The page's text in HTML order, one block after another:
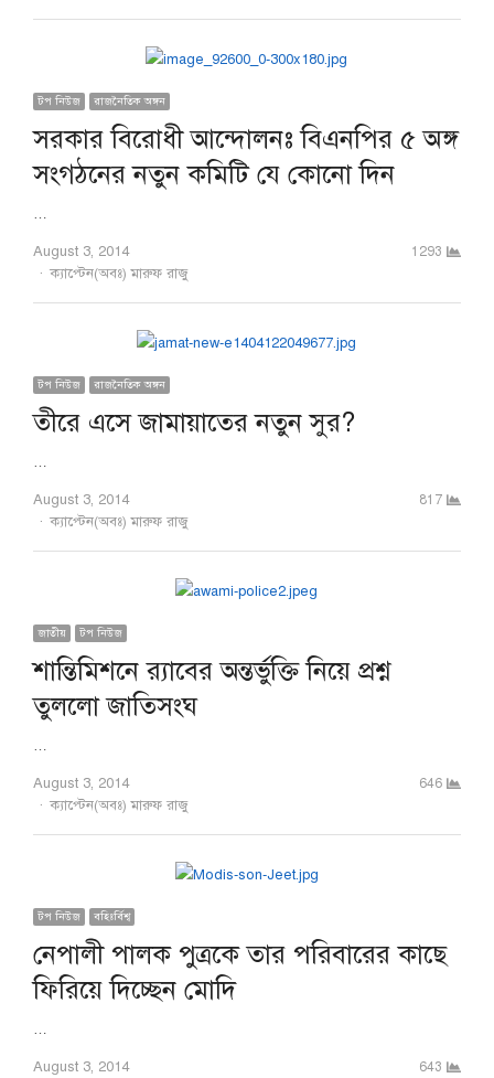
টপ নিউজ রাজনৈতিক অঙ্গন
সরকার বিরোধী আন্দোলনঃ বিএনপির ৫ অঙ্গ
সংগঠনের নতুন কমিটি যে কোনো দিন
…
August 3, 2014
Author
ক্যাপ্টেন(অবঃ) মারুফ রাজু
1293
টপ নিউজ রাজনৈতিক অঙ্গন
তীরে এসে জামায়াতের নতুন সুর?
…
August 3, 2014
Author
ক্যাপ্টেন(অবঃ) মারুফ রাজু
817
জাতীয় টপ নিউজ
শান্তিমিশনে র‌্যাবের অন্তর্ভুক্তি নিয়ে প্রশ্ন
তুললো জাতিসংঘ
…
August 3, 2014
Author
ক্যাপ্টেন(অবঃ) মারুফ রাজু
646
টপ নিউজ বহিঃর্বিশ্ব
নেপালী পালক পুত্রকে তার পরিবারের কাছে
ফিরিয়ে দিচ্ছেন মোদি
…
August 3, 2014
643